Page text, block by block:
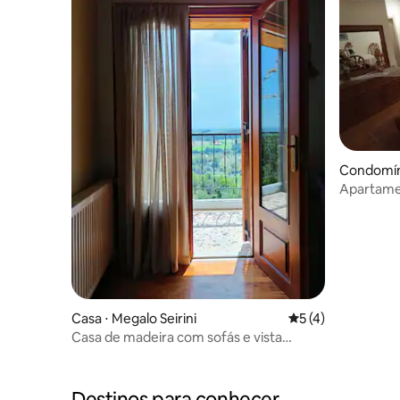
Casa ⋅ Megalo Seirini 5 de uma
5 (4)
Casa de madeira com sofás e vista